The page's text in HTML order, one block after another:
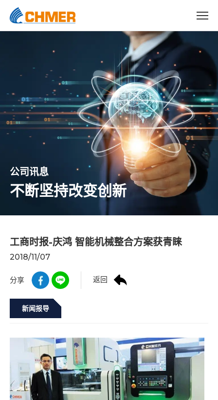
公司讯息
不断坚持改变创新
工商时报-庆鸿 智能机械整合方案获青睐
2018/11/07
分享 返回
新闻报导